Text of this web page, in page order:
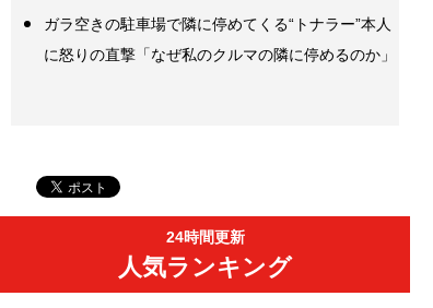
ガラ空きの駐車場で隣に停めてくる“トナラー”本人
に怒りの直撃「なぜ私のクルマの隣に停めるのか」
24時間更新
人気ランキング